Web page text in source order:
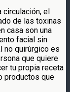
el
de las toxinas
casa son una
facial sin
no quirúrgico es
que quiere
tu propia receta
productos que